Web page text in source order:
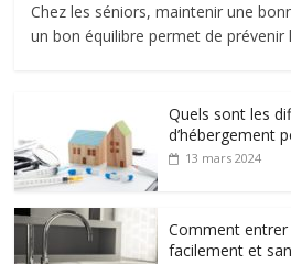
Chez les séniors, maintenir une
un bon équilibre permet de prévenir
Quels sont les
d’hébergement
13 mars 2024
Comment
facilement et